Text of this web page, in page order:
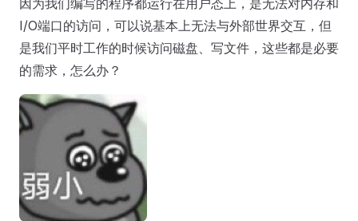
I/O端口的访问，可以说基本上无法与外部世界交互，但
是我们平时工作的时候访问磁盘、写文件，这些都是必要
的需求，怎么办？